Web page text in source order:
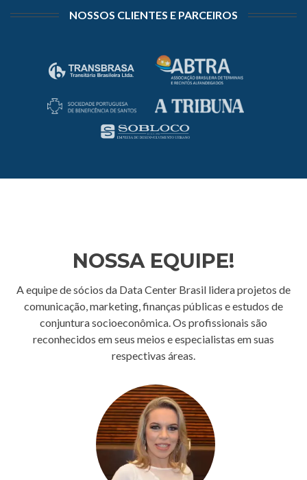
NOSSOS CLIENTES E PARCEIROS
NOSSA EQUIPE!
A equipe de sócios da Data Center Brasil lidera projetos de
comunicação, marketing, finanças públicas e estudos de
conjuntura socioeconômica. Os profissionais são
reconhecidos em seus meios e especialistas em suas
respectivas áreas.